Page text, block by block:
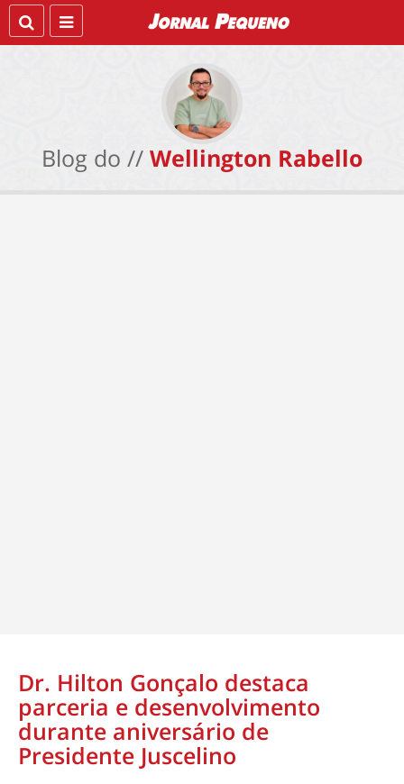
Blog do // Wellington Rabello
Dr. Hilton Gonçalo destaca
parceria e desenvolvimento
durante aniversário de
Presidente Juscelino